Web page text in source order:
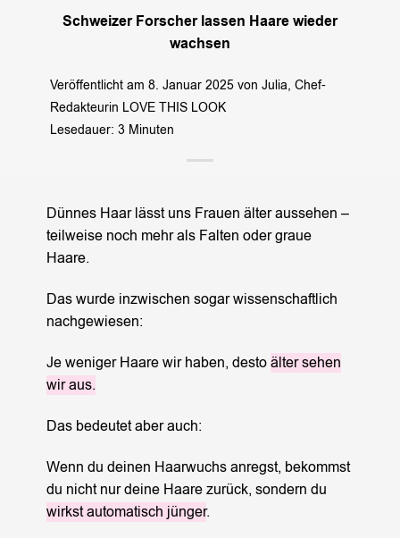
Schweizer Forscher lassen Haare wieder
wachsen
Veröffentlicht am 8. Januar 2025 von Julia, Chef-
Redakteurin LOVE THIS LOOK
Lesedauer: 3 Minuten
Dünnes Haar lässt uns Frauen älter aussehen –
teilweise noch mehr als Falten oder graue
Haare.
Das wurde inzwischen sogar wissenschaftlich
nachgewiesen:
Je weniger Haare wir haben, destoälter sehen
wir aus.
Das bedeutet aber auch:
Wenn du deinen Haarwuchs anregst, bekommst
du nicht nur deine Haare zurück, sondern du
wirkst automatisch jünger.